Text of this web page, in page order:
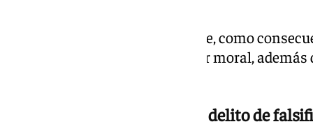
El Ministerio Fiscal sostiene que, como
víctima sufrió daños de carácter moral,
Once años de prisión por un delito de